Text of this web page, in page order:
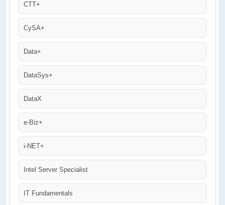
CTT+
CySA+
Data+
DataSys+
DataX
e-Biz+
i-NET+
Intel Server Specialist
IT Fundamentals